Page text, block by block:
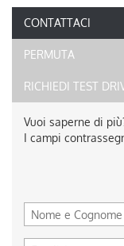
CONTATTACI
PERMUTA
RICHIEDI TEST
Vuoi saperne di
I campi